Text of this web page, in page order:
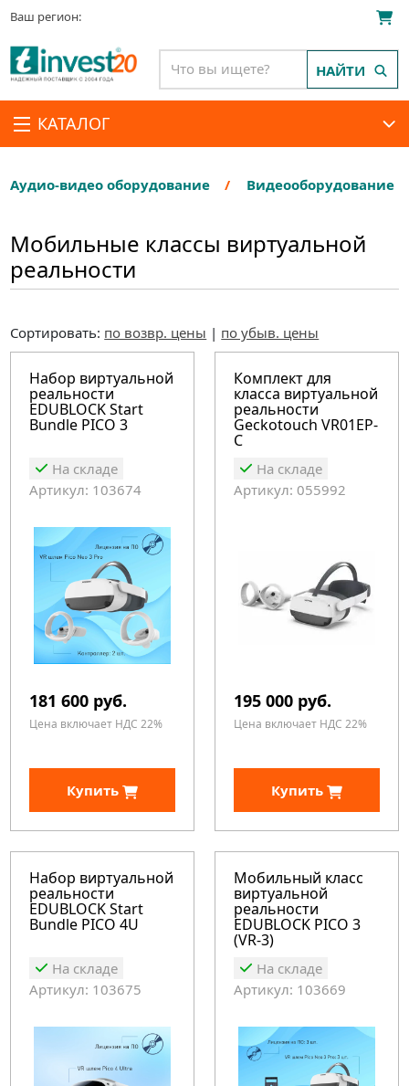
Ваш регион:
КАТАЛОГ
НАЙТИ
Аудио-видео оборудование Видеооборудование
Мобильные классы виртуальной
реальности
Сортировать: по возвр. цены | по убыв. цены
Набор виртуальной
реальности
EDUBLOCK Start
Bundle PICO 3
На складе
Артикул: 103674
181 600 руб.
Цена включает НДС 22%
Купить
Комплект для
класса виртуальной
реальности
Geckotouch VR01EP-
C
На складе
Артикул: 055992
195 000 руб.
Цена включает НДС 22%
Купить
Набор виртуальной
реальности
EDUBLOCK Start
Bundle PICO 4U
На складе
Артикул: 103675
Мобильный класс
виртуальной
реальности
EDUBLOCK PICO 3
(VR-3)
На складе
Артикул: 103669